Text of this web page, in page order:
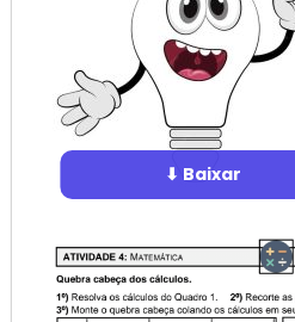
⬇ Baixar